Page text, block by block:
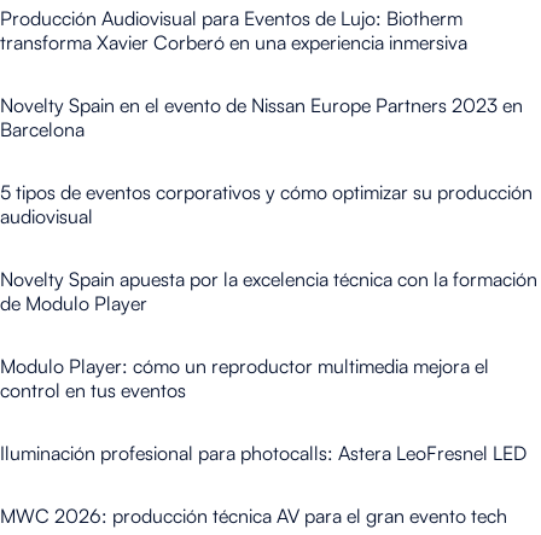
Producción Audiovisual para Eventos de Lujo: Biotherm
transforma Xavier Corberó en una experiencia inmersiva
Novelty Spain en el evento de Nissan Europe Partners 2023 en
Barcelona
5 tipos de eventos corporativos y cómo optimizar su producción
audiovisual
Novelty Spain apuesta por la excelencia técnica con la formación
de Modulo Player
Modulo Player: cómo un reproductor multimedia mejora el
control en tus eventos
Iluminación profesional para photocalls: Astera LeoFresnel LED
MWC 2026: producción técnica AV para el gran evento tech